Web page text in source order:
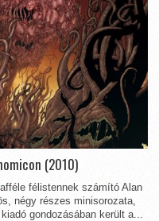
(2010)
félistennek számító Alan
négy részes minisorozata,
gondozásában került a...